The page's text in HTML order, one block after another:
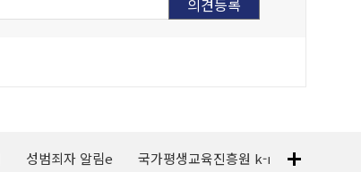
성범죄자 알림e 국가평생교육진흥원 k-mooc